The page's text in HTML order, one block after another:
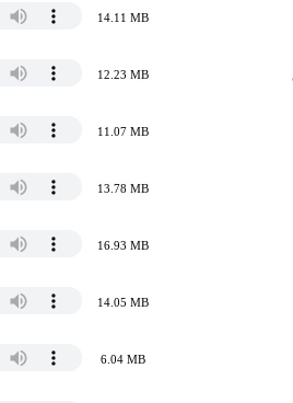
14.11 MB
12.23 MB
11.07 MB
13.78 MB
16.93 MB
14.05 MB
6.04 MB